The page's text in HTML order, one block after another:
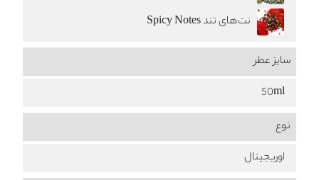
نت‌های تند Spicy Notes
سایز عطر
50ml
نوع
اوریجینال